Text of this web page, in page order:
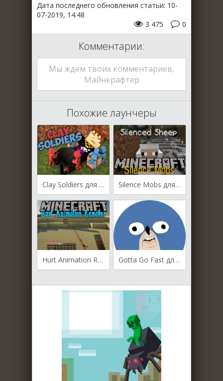
Дата последнего обновления статьи: 10-
07-2019, 14:48
0
3 475
Комментарии:
Мы ждем твоих комментариев,
Майнкрафтер
Похожие лаунчеры
Clay Soldiers для Майнкрафт [1.10.2, 1.12, 1.12.2] Silence Mobs для Майнкрафт [1.13.2, 1.12.2]
Hurt Animation Remover для Майнкрафт 1.12.2 Gotta Go Fast для Майнкрафт [1.12, 1.11.2]